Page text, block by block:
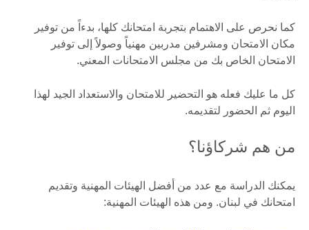
كما نحرص على الاهتمام بتجربة امتحانك كلها، بدءاً من توفير
مكان الامتحان ومشرفين مدربين مهنياً وصولاً إلى توفير
الامتحان الخاص بك من مجلس الامتحانات المعني.
كل ما عليك فعله هو التحضير للامتحان والاستعداد الجيد لهذا
اليوم ثم الحضور لتقديمه.
من هم شركاؤنا؟
يمكنك الدراسة مع عدد من أفضل الهيئات المهنية وتقديم
امتحانك في لبنان. ومن هذه الهيئات المهنية: